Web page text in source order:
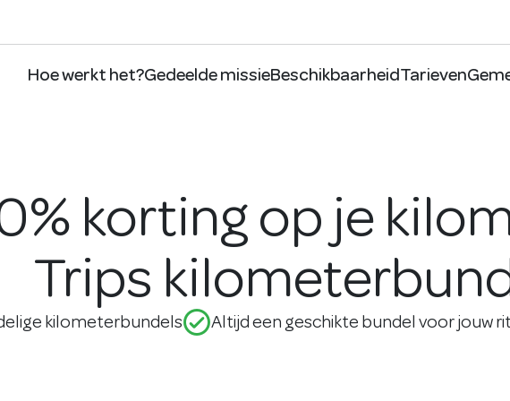
Hoe werkt het?Gedeelde missieBeschikbaarheidTarieven
korting op je
Trips
kilometerbundelscheck_circle_outlineAltijd een geschikte bundel voor jouw rit